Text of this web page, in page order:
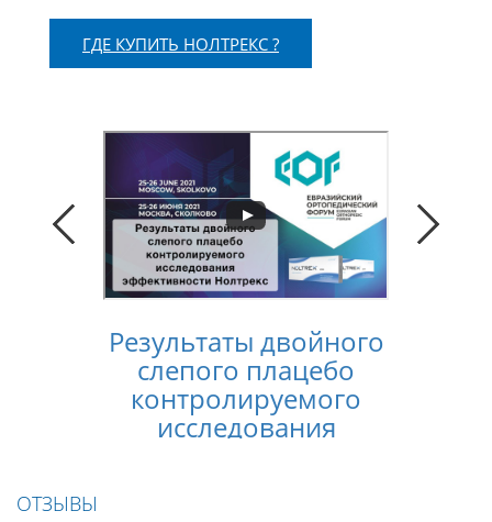
ГДЕ КУПИТЬ НОЛТРЕКС ?
Результаты двойного
слепого плацебо
контролируемого
исследования
ОТЗЫВЫ